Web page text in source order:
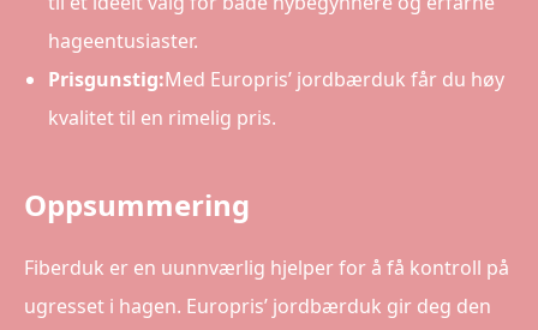
hageentusiaster.
Prisgunstig:Med Europris’ jordbærduk får du høy
kvalitet til en rimelig pris.
Oppsummering
Fiberduk er en uunnværlig hjelper for å få kontroll på
ugresset i hagen. Europris’ jordbærduk gir deg den